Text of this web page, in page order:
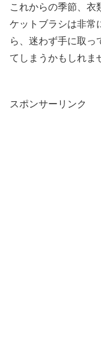
これからの季節、衣
ケットブラシは非常
ら、迷わず手に取っ
てしまうかもしれま
スポンサーリンク